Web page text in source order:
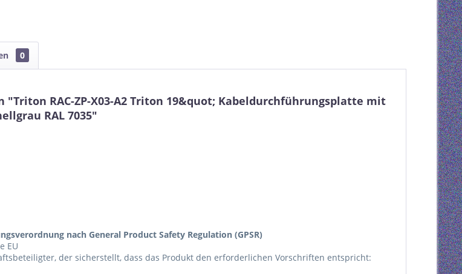
0
RAC-ZP-X03-A2 Triton 19&quot; Kabeldurchführungsplatte mit
RAL 7035"
nach General Product Safety Regulation (GPSR)
EU
der sicherstellt, dass das Produkt den erforderlichen Vorschriften entspricht: